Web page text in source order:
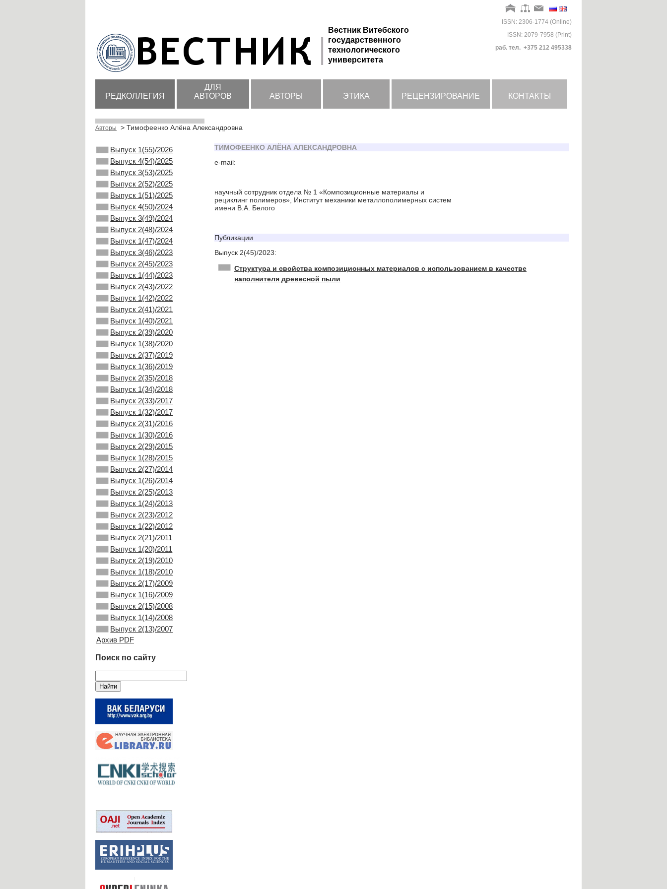
Вестник Витебского
государственного
технологического
университета
ISSN: 2306-1774 (Online)
ISSN: 2079-7958 (Print)
раб. тел. +375 212 495338
РЕДКОЛЛЕГИЯ
ДЛЯ
АВТОРОВ
АВТОРЫ ЭТИКА РЕЦЕНЗИРОВАНИЕ КОНТАКТЫ
Авторы > Тимофеенко Алёна Александровна
Выпуск 1(55)/2026
Выпуск 4(54)/2025
Выпуск 3(53)/2025
Выпуск 2(52)/2025
Выпуск 1(51)/2025
Выпуск 4(50)/2024
Выпуск 3(49)/2024
Выпуск 2(48)/2024
Выпуск 1(47)/2024
Выпуск 3(46)/2023
Выпуск 2(45)/2023
Выпуск 1(44)/2023
Выпуск 2(43)/2022
Выпуск 1(42)/2022
Выпуск 2(41)/2021
Выпуск 1(40)/2021
Выпуск 2(39)/2020
Выпуск 1(38)/2020
Выпуск 2(37)/2019
Выпуск 1(36)/2019
Выпуск 2(35)/2018
Выпуск 1(34)/2018
Выпуск 2(33)/2017
Выпуск 1(32)/2017
Выпуск 2(31)/2016
Выпуск 1(30)/2016
Выпуск 2(29)/2015
Выпуск 1(28)/2015
Выпуск 2(27)/2014
Выпуск 1(26)/2014
Выпуск 2(25)/2013
Выпуск 1(24)/2013
Выпуск 2(23)/2012
Выпуск 1(22)/2012
Выпуск 2(21)/2011
Выпуск 1(20)/2011
Выпуск 2(19)/2010
Выпуск 1(18)/2010
Выпуск 2(17)/2009
Выпуск 1(16)/2009
Выпуск 2(15)/2008
Выпуск 1(14)/2008
Выпуск 2(13)/2007
Архив PDF
Поиск по сайту
ТИМОФЕЕНКО АЛЁНА АЛЕКСАНДРОВНА
e-mail:
научный сотрудник отдела № 1 «Композиционные материалы и
рециклинг полимеров», Институт механики металлополимерных систем
имени В.А. Белого
Публикации
Выпуск 2(45)/2023:
Структура и свойства композиционных материалов с использованием в качестве
наполнителя древесной пыли